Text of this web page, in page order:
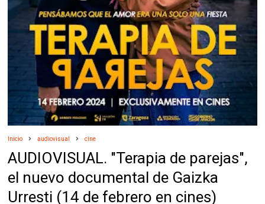
Inicio audiovisual cine
AUDIOVISUAL. "Terapia de parejas",
el nuevo documental de Gaizka
Urresti (14 de febrero en cines)